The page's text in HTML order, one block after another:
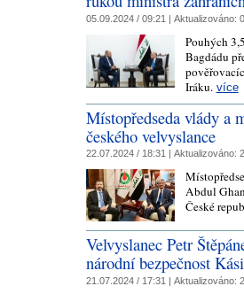
05.09.2024 / 09:21 | Aktualizováno:
Pouhých
Bagdádu
Iráku. více
Místopředseda vlády a
českého velvyslance
22.07.2024 / 18:31 | Aktualizováno:
Abdul
České
Velvyslanec Petr
národní bezpečnost
21.07.2024 / 17:31 | Aktualizováno: